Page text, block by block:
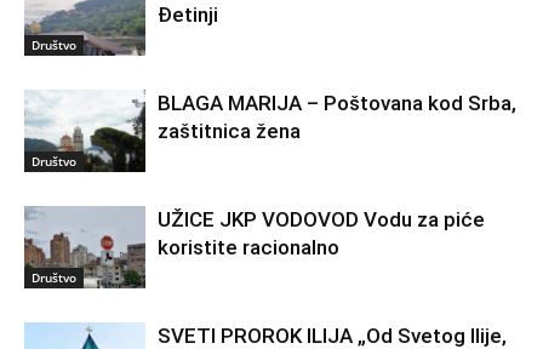
Društvo
Đetinji
Društvo
BLAGA MARIJA – Poštovana kod Srba,
zaštitnica žena
Društvo
UŽICE JKP VODOVOD Vodu za piće
koristite racionalno
SVETI PROROK ILIJA „Od Svetog Ilije,